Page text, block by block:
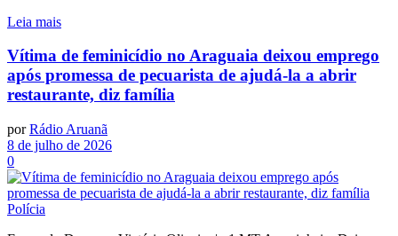
Leia mais
Vítima de feminicídio no Araguaia deixou emprego
após promessa de pecuarista de ajudá-la a abrir
restaurante, diz família
por Rádio Aruanã
8 de julho de 2026
0
Polícia